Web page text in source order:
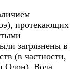
протекающих
загрязнены в
(в частности,
Одон). Вода